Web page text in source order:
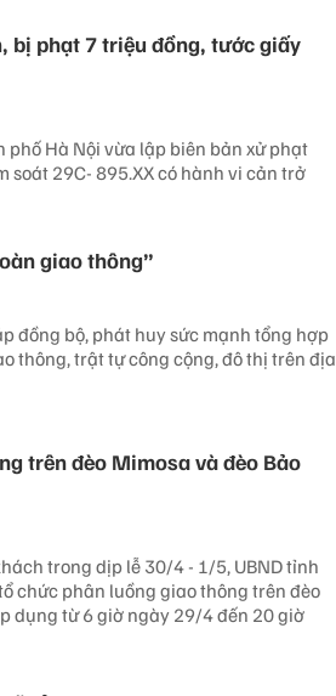
bị phạt 7 triệu đồng, tước giấy
phố Hà Nội vừa lập biên bản xử phạt
soát 29C- 895.XX có hành vi cản trở
giao thông”
đồng bộ, phát huy sức mạnh tổng hợp
thông, trật tự công cộng, đô thị trên địa
trên đèo Mimosa và đèo Bảo
trong dịp lễ 30/4 - 1/5, UBND tỉnh
chức phân luồng giao thông trên đèo
dụng từ 6 giờ ngày 29/4 đến 20 giờ